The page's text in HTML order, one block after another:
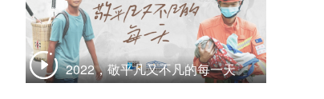
2022，敬平凡又不凡的每一天